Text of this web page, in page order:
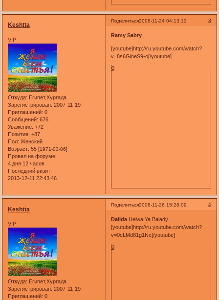
Поделиться 3
2008-11-24 04:13:12
Keshtta
VIP
Откуда: Египет,Хургада
Зарегистрирован: 2007-11-19
Приглашений: 0
Сообщений: 676
Уважение: +72
Позитив: +87
Пол: Женский
Возраст: 55[1971-03-06]
Провел на форуме:
4 дня 12 часов
Последний визит:
2013-12-11 22:43:46
Ramy Sabry
[youtube]http://ru.youtube.com/watch?
v=8s6GineS9-o[/youtube]
0
Поделиться 4
2008-11-26 15:28:09
Keshtta
VIP
Откуда: Египет,Хургада
Зарегистрирован: 2007-11-19
Приглашений: 0
DalidaHelwa Ya Balady
[youtube]http://ru.youtube.com/watch?
v=0cLMd81g1Nc[/youtube]
0